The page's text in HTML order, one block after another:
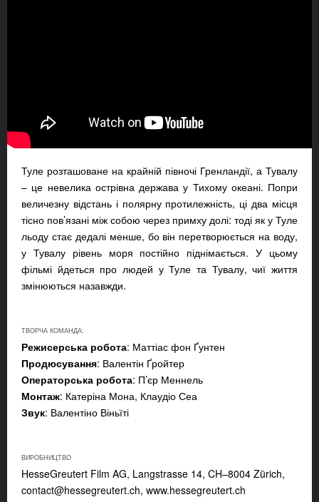
Туле розташоване на крайній півночі Гренландії, а Тувалу
– це невелика острівна держава у Тихому океані. Попри
величезну відстань і полярну протилежність, ці два місця
тісно пов’язані між собою через примху долі: тоді як у Туле
льоду стає дедалі менше, бо він перетворюється на воду,
у Тувалу рівень моря постійно піднімається. У цьому
фільмі йдеться про людей у Туле та Тувалу, чиї життя
змінюються назавжди.
ТВОРЧА КОМАНДА:
Режисерська робота: Маттіас фон Ґунтен
Продюсування: Валентін Ґройтер
Операторська робота: П’єр Меннель
Монтаж: Катеріна Мона, Клаудіо Сеа
Звук: Валентіно Віньїті
ВИРОБНИЦТВО
HesseGreutert Film AG, Langstrasse 14, CH–8004 Zürich,
contact@hessegreutert.ch, www.hessegreutert.ch